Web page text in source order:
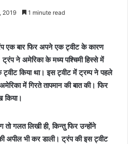
2019 1 minute read
एक बार फिर अपने एक ट्वीट के कारण
ने अमेरिका के मध्‍य पश्चिमी हिस्‍से में
किया था। इस ट्वीट में ट्रम्प ने पहले
में गिरते तापमान की बात की। फिर
किया।
तो गलत लिखी ही, किन्तु फिर उन्‍होंने
अपील भी कर डाली। ट्रंप की इस ट्वीट